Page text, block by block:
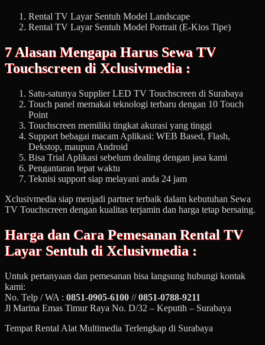
Rental TV Layar Sentuh Model Landscape
Rental TV Layar Sentuh Model Portrait (E-Kios Tipe)
7 Alasan Mengapa Harus Sewa TV
Touchscreen di Xclusivmedia :
Satu-satunya Supplier LED TV Touchscreen di Surabaya
Touch panel memakai teknologi terbaru dengan 10 Touch
Point
Touchscreen memiliki tingkat akurasi yang tinggi
Support bebagai macam Aplikasi: WEB Based, Flash,
Dekstop, maupun Android
Bisa Trial Aplikasi sebelum dealing dengan jasa kami
Pengantaran tepat waktu
Teknisi support siap melayani anda 24 jam
Xclusivmedia siap menjadi partner terbaik dalam kebutuhan Sewa
TV Touchscreen dengan kualitas terjamin dan harga tetap bersaing.
Harga dan Cara Pemesanan Rental TV
Layar Sentuh di Xclusivmedia :
Untuk pertanyaan dan pemesanan bisa langsung hubungi kontak
kami:
No. Telp / WA : 0851-0905-6100 //0851-0788-9211
Jl Marina Emas Timur Raya No. D/32 – Keputih – Surabaya
Tempat Rental Alat Multimedia Terlengkap di Surabaya